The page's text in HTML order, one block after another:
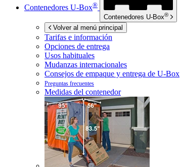
Contenedores U-Box®
Contenedores U-Box®
Volver al menú principal
Tarifas e información
Opciones de entrega
Usos habituales
Mudanzas internacionales
Consejos de empaque y entrega de U-Box
Preguntas frecuentes
Medidas del contenedor